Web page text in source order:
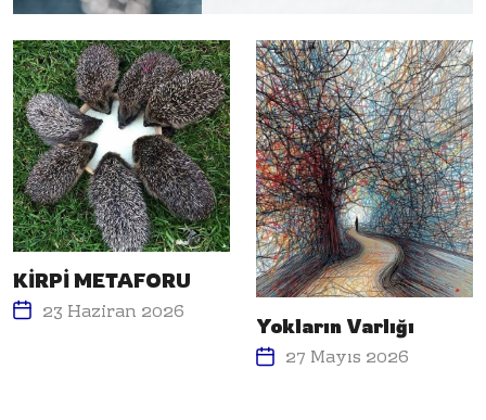
KİRPİ METAFORU
23 Haziran 2026 Yokların Varlığı
27 Mayıs 2026